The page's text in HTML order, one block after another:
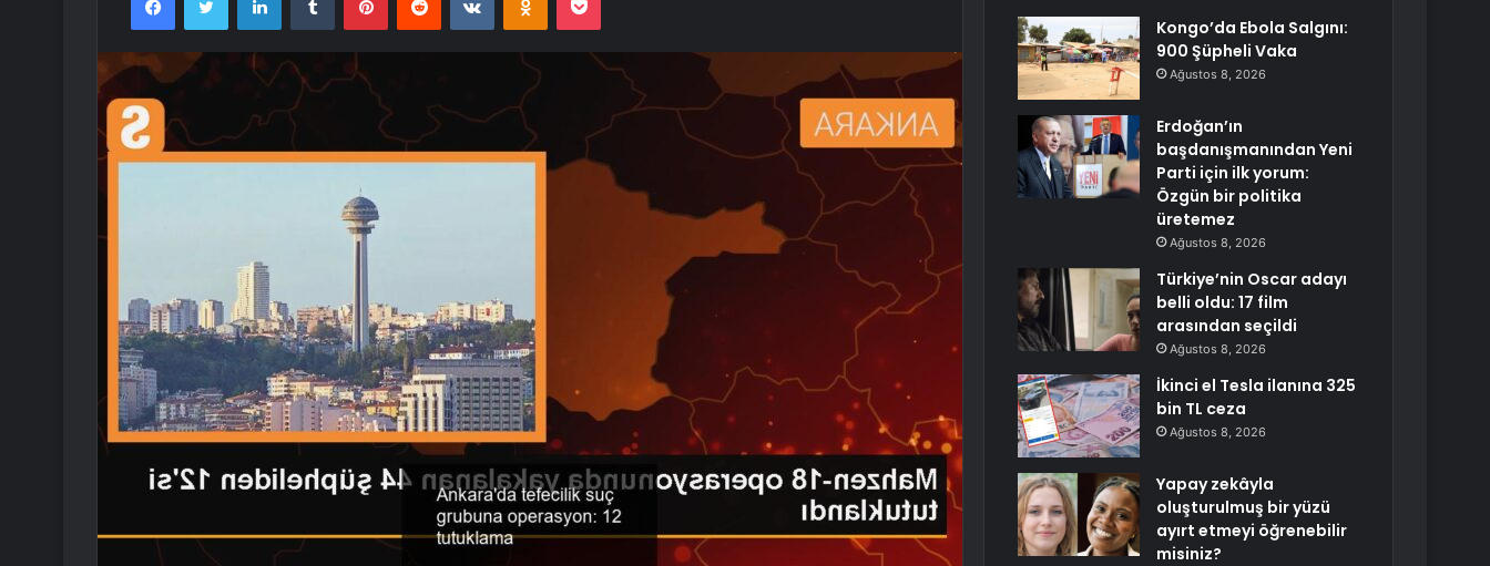
Kongo’da Ebola Salgını:
900 Şüpheli Vaka
Ağustos 8, 2026
Erdoğan’ın
başdanışmanından Yeni
Parti için ilk yorum:
Özgün bir politika
üretemez
Ağustos 8, 2026
Türkiye’nin Oscar adayı
belli oldu: 17 film
arasından seçildi
Ağustos 8, 2026
İkinci el Tesla ilanına 325
bin TL ceza
Ağustos 8, 2026
Yapay zekâyla
oluşturulmuş bir yüzü
ayırt etmeyi öğrenebilir
misiniz?